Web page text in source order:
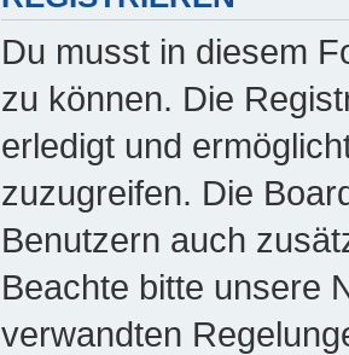
Du musst in diesem
zu können. Die
erledigt und
zuzugreifen. Die
Benutzern auch
Beachte bitte unsere
verwandten